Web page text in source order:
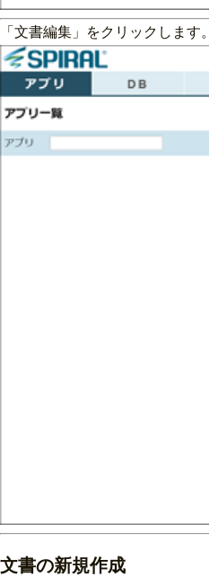
「文書編集」をクリックします。
文書の新規作成